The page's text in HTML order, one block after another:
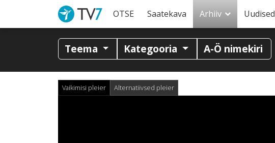
OTSE Saatekava Arhiiv Uudised
Teema Kategooria A-Ö nimekiri
Vaikimisi pleier Alternatiivsed pleier